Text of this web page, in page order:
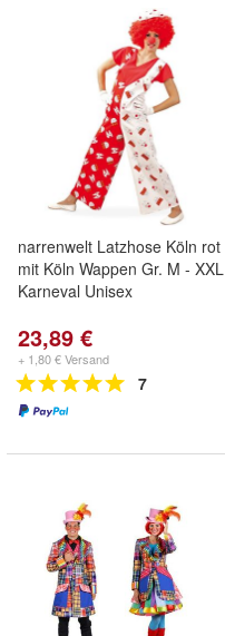
narrenwelt Latzhose Köln rot
mit Köln Wappen Gr. M - XXL
Karneval Unisex
23,89 €
+ 1,80 € Versand
7